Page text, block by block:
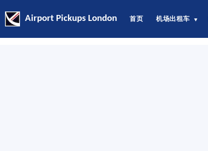
Airport Pickups London 首页 机场出租车 ▼